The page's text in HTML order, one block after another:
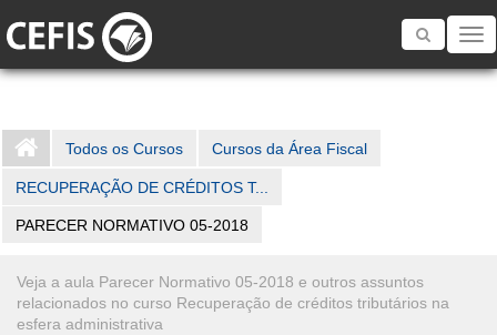
Toggle
Todos os Cursos Cursos da Área Fiscal
RECUPERAÇÃO DE CRÉDITOS T...
PARECER NORMATIVO 05-2018
Veja a aula Parecer Normativo 05-2018 e outros assuntos
relacionados no curso Recuperação de créditos tributários na
esfera administrativa